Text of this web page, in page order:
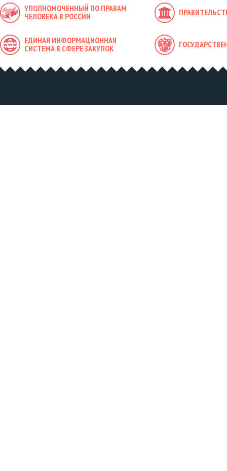
УПОЛНОМОЧЕННЫЙ ПО ПРАВАМ
ЧЕЛОВЕКА В РОССИИ
ЕДИНАЯ ИНФОРМАЦИОННАЯ
СИСТЕМА В СФЕРЕ ЗАКУПОК